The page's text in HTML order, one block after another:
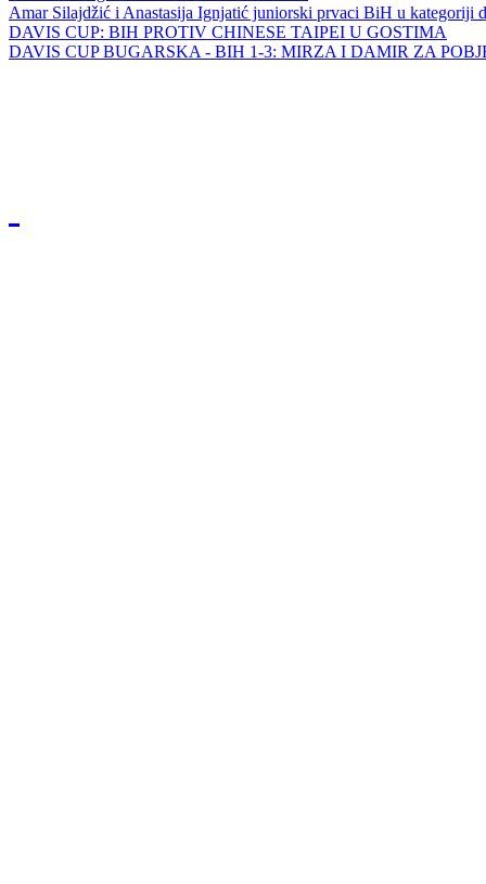
Amar Silajdžić i Anastasija Ignjatić juniorski prvaci BiH u kategoriji
DAVIS CUP: BIH PROTIV CHINESE TAIPEI U GOSTIMA
DAVIS CUP BUGARSKA - BIH 1-3: MIRZA I DAMIR ZA